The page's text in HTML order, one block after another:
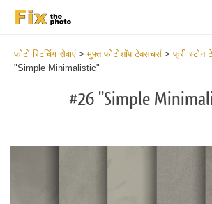
फोटो रिटचिंग सेवाएं >मुफ्त फोटोशॉप टेक्सचर्स >फ्री स्टोन
"Simple Minimalistic"
#26 "Simple